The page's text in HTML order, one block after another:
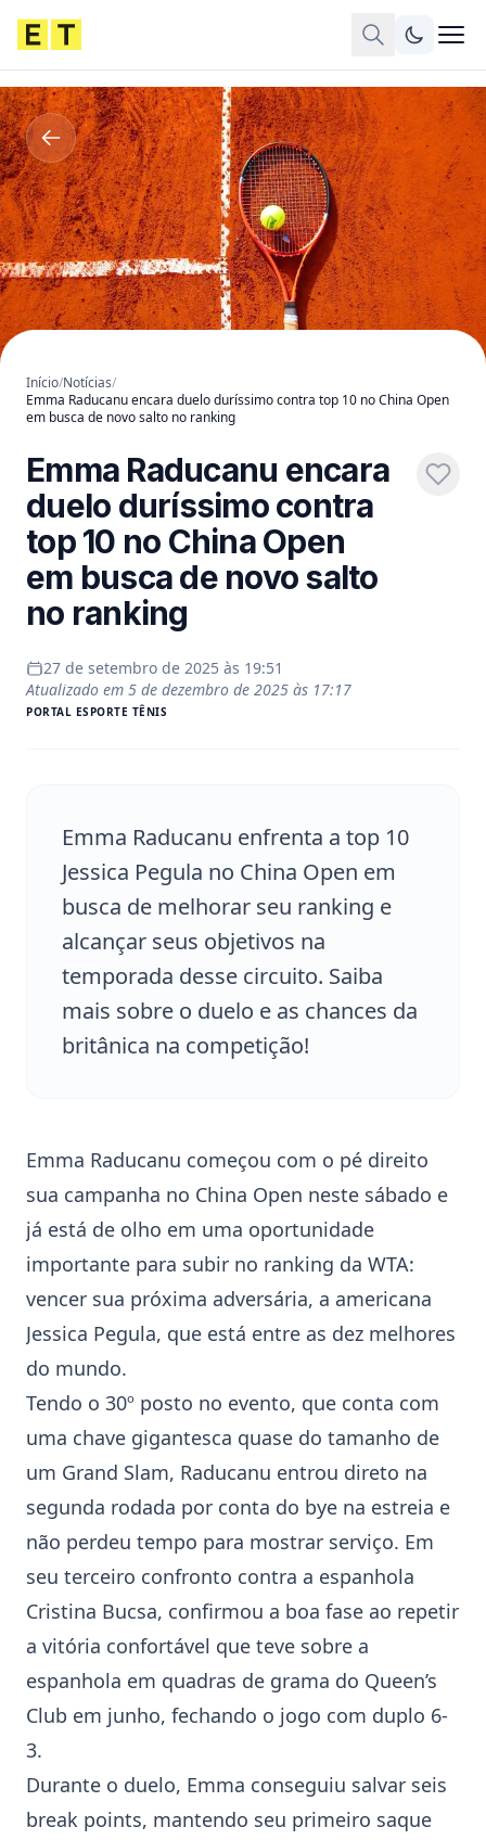
Início/Notícias/
Emma Raducanu encara duelo duríssimo contra top 10 no China Open
em busca de novo salto no ranking
Emma Raducanu encara
duelo duríssimo contra
top 10 no China Open
em busca de novo salto
no ranking
27 de setembro de 2025 às 19:51
Atualizado em 5 de dezembro de 2025 às 17:17
PORTAL ESPORTE TÊNIS
Emma Raducanu enfrenta a top 10
Jessica Pegula no China Open em
busca de melhorar seu ranking e
alcançar seus objetivos na
temporada desse circuito. Saiba
mais sobre o duelo e as chances da
britânica na competição!
Emma Raducanu começou com o pé direito
sua campanha no China Open neste sábado e
já está de olho em uma oportunidade
importante para subir no ranking da WTA:
vencer sua próxima adversária, a americana
Jessica Pegula, que está entre as dez melhores
do mundo.
Tendo o 30º posto no evento, que conta com
uma chave gigantesca quase do tamanho de
um Grand Slam, Raducanu entrou direto na
segunda rodada por conta do bye na estreia e
não perdeu tempo para mostrar serviço. Em
seu terceiro confronto contra a espanhola
Cristina Bucsa, confirmou a boa fase ao repetir
a vitória confortável que teve sobre a
espanhola em quadras de grama do Queen’s
Club em junho, fechando o jogo com duplo 6-
3.
Durante o duelo, Emma conseguiu salvar seis
break points, mantendo seu primeiro saque